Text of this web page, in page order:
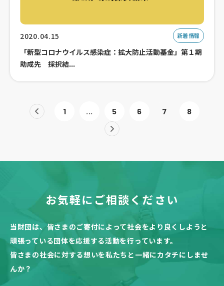
2020.04.15 新着情報
「新型コロナウイルス感染症：拡大防止活動基金」第１期
助成先 採択結...
1 ... 5 6 7 8
お気軽にご相談ください
当財団は、皆さまのご寄付によって社会をより良くしようと
頑張っている団体を応援する活動を行っています。
皆さまの社会に対する想いを私たちと一緒にカタチにしませ
んか？